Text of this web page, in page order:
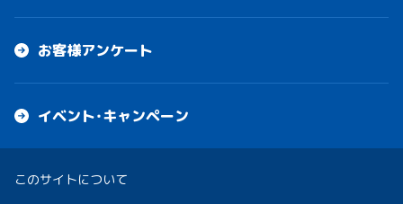
お客様アンケート
イベント・キャンペーン
このサイトについて